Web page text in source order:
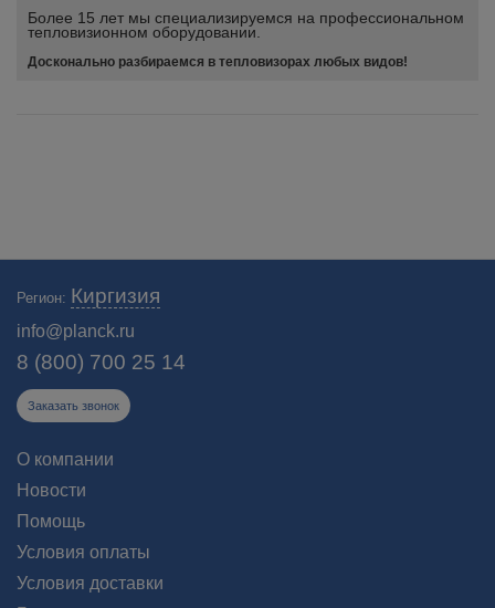
Более 15 лет мы специализируемся на профессиональном
тепловизионном оборудовании.
Досконально разбираемся в тепловизорах любых видов!
Регион: Киргизия
info@planck.ru
8 (800) 700 25 14
Заказать звонок
О компании
Новости
Помощь
Условия оплаты
Условия доставки